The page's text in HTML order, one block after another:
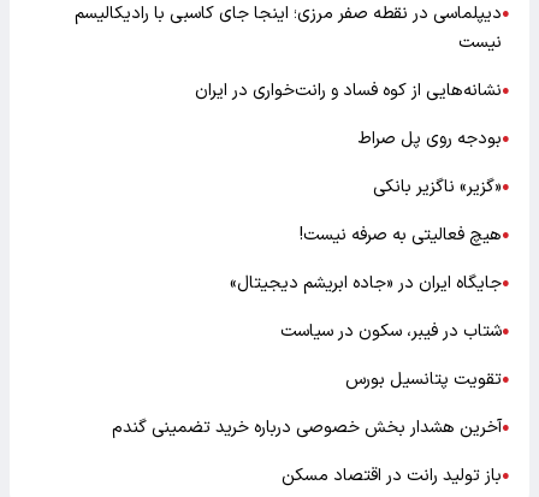
●دیپلماسی در نقطه صفر مرزی؛ اینجا جای کاسبی با رادیکالیسم
نیست
●نشانه‌هایی از کوه فساد و رانت‌خواری در ایران
●بودجه روی پل صراط
●«گزیر» ناگزیر بانکی
●هیچ فعالیتی به صرفه نیست!
●جایگاه ایران در «جاده ابریشم دیجیتال»
●شتاب در فیبر، سکون در سیاست
●تقویت پتانسیل بورس
●آخرین هشدار بخش خصوصی درباره خرید تضمینی گندم
●باز تولید رانت در اقتصاد مسکن